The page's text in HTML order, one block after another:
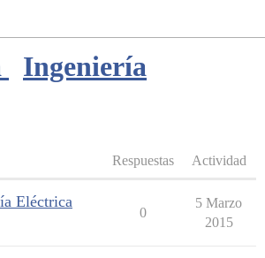
Ingeniería
Respuestas Actividad
Eléctrica
0
5 Marzo
2015